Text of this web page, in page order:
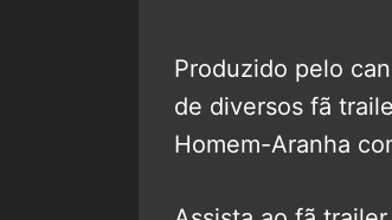
Produzido pelo
de diversos fã
Homem-Aranha